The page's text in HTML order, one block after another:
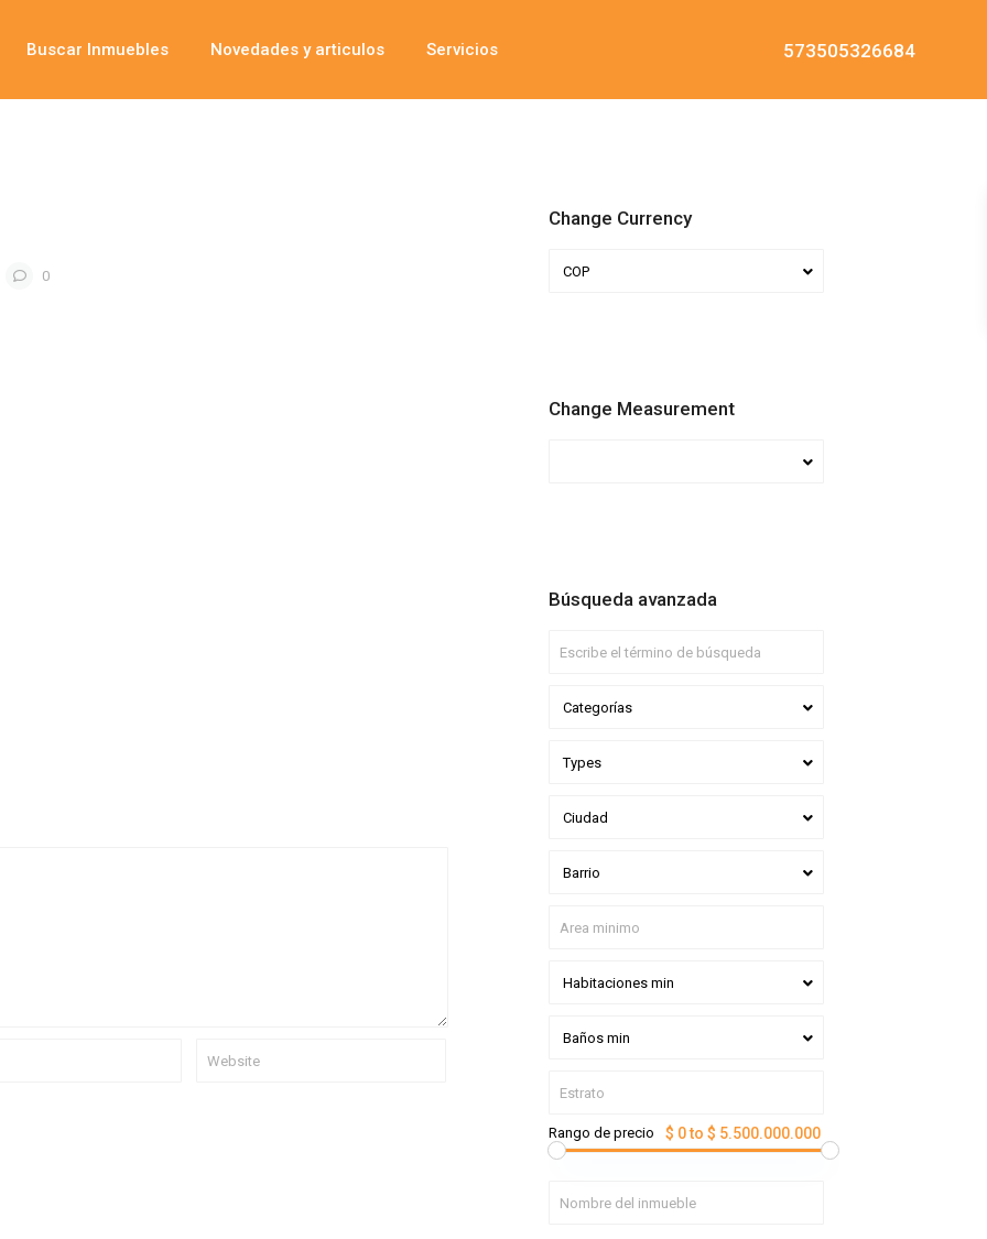
Buscar Inmuebles Novedades y articulos Servicios 573505326684
0
Change Currency
COP
Change Measurement
Búsqueda avanzada
Categorías
Types
Ciudad
Barrio
Habitaciones min
Baños min
Rango de precio $ 0 to $ 5.500.000.000